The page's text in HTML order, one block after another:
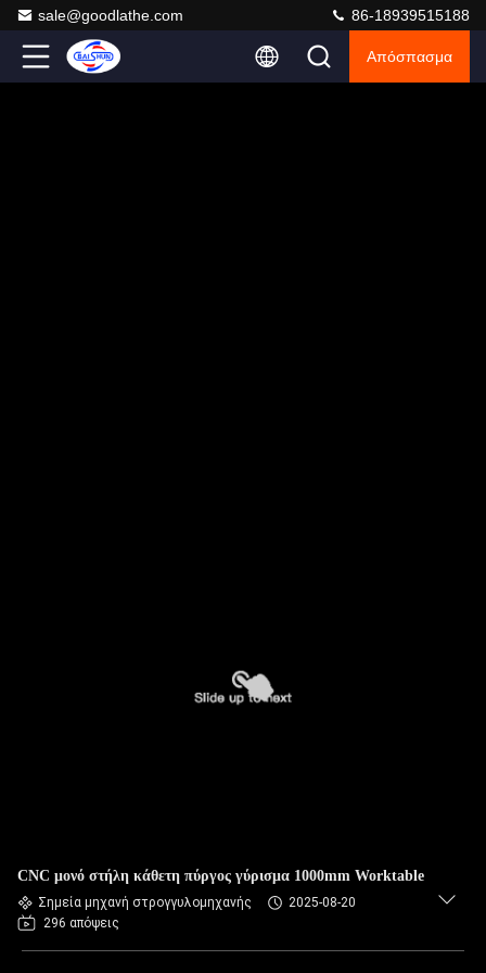
sale@goodlathe.com 86-18939515188
Απόσπασμα
CNC μονό στήλη κάθετη πύργος γύρισμα 1000mm Worktable
Σημεία μηχανή στρογγυλομηχανής
2025-08-20
296 απόψεις